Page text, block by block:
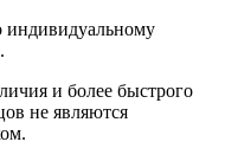
индивидуальному
и более быстрого
не являются